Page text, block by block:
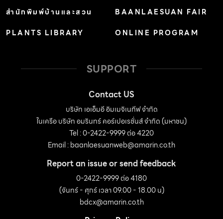
สำนักพิมพ์บ้านและสวน
PLANTS LIBRARY
BAANLAESUAN FAIR
ONLINE PROGRAM
SUPPORT
Contact US
บริษัท เอเอ็มอี อิมเมจิเนทีฟ จำกัด
ในเครือ บริษัท อมรินทร์ คอร์เปอเรชั่นส์ จำกัด (มหาชน)
Tel : 0-2422-9999 ต่อ 4220
Email :baanlaesuanweb@amarin.co.th
Report an issue or send feedback
0-2422-9999 ต่อ 4180
(จันทร์ - ศุกร์ เวลา 09.00 - 18.00 น)
bdcx@amarin.co.th